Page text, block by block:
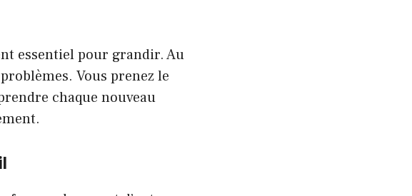
essentiel pour grandir. Au
Vous prenez le
chaque nouveau